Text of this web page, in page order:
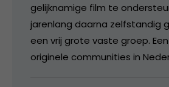
gelijknamige film te
jarenlang daarna zelfstandig
een vrij grote vaste groep.
originele communities in